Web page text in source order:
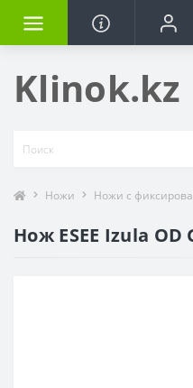
Klinok.kz
Ножи Ножи с
Нож ESEE Izula OD